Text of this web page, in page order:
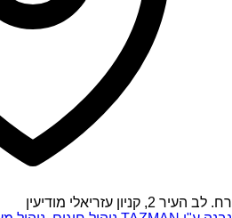
רח. לב העיר 2, קניון עזריאלי מודיעין